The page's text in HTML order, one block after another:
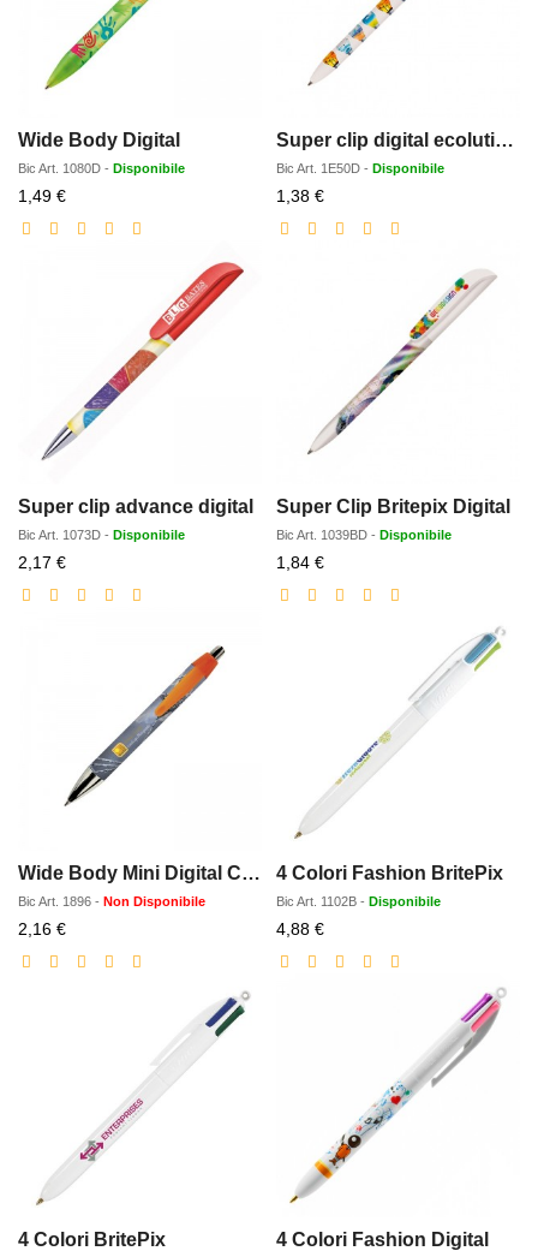
Wide Body Digital
Bic Art. 1080D - Disponibile
1,49 €Prezzo
scontato
Super clip digital ecolutions
Bic Art. 1E50D - Disponibile
1,38 €Prezzo
scontato
Super clip advance digital
Bic Art. 1073D - Disponibile
2,17 €Prezzo
scontato
Super Clip Britepix Digital
Bic Art. 1039BD - Disponibile
1,84 €Prezzo
scontato
Wide Body Mini Digital Chrome
Bic Art. 1896 - Non Disponibile
2,16 €Prezzo
scontato
4 Colori Fashion BritePix
Bic Art. 1102B - Disponibile
4,88 €Prezzo
scontato
4 Colori BritePix 4 Colori Fashion Digital